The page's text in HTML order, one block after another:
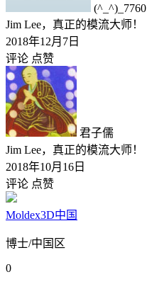
(^_^)_7760
Jim Lee，真正的模流大师！
2018年12月7日
评论 点赞
君子儒
Jim Lee，真正的模流大师！
2018年10月16日
评论 点赞
Moldex3D中国
博士/中国区
0